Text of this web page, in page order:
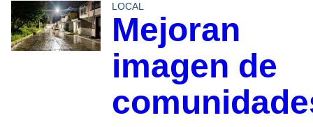
LOCAL
Mejoran
imagen de